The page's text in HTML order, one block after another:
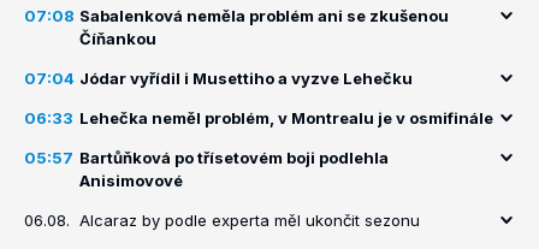
07:08 Sabalenková neměla problém ani se zkušenou
Číňankou
07:04 Jódar vyřídil i Musettiho a vyzve Lehečku
06:33 Lehečka neměl problém, v Montrealu je v osmifinále
05:57 Bartůňková po třísetovém boji podlehla
Anisimovové
06.08. Alcaraz by podle experta měl ukončit sezonu